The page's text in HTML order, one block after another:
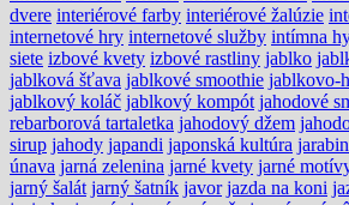
dvere interiérové farby interiérové žalúzie
internetové hry internetové služby intímna
siete izbové kvety izbové rastliny jablko
jablková šťava jablkové smoothie jablkovo-
jablkový koláč jablkový kompót jahodové
rebarborová tartaletka jahodový džem
sirup jahody japandi japonská kultúra
únava jarná zelenina jarné kvety jarné
jarný šalát jarný šatník javor jazda na koni